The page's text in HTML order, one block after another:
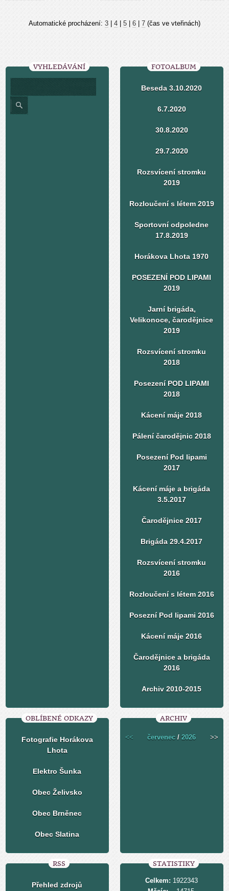
Automatické procházení: 3 4 5 6 7 (čas ve vteřinách)
VYHLEDÁVÁNÍ FOTOALBUM
Beseda 3.10.2020
6.7.2020
30.8.2020
29.7.2020
Rozsvícení stromku
2019
Rozloučení s létem 2019
Sportovní odpoledne
17.8.2019
Horákova Lhota 1970
POSEZENÍ POD LIPAMI
2019
Jarní brigáda,
Velikonoce, čarodějnice
2019
Rozsvícení stromku
2018
Posezení POD LIPAMI
2018
Kácení máje 2018
Pálení čarodějnic 2018
Posezení Pod lipami
2017
Kácení máje a brigáda
3.5.2017
Čarodějnice 2017
Brigáda 29.4.2017
Rozsvícení stromku
2016
Rozloučení s létem 2016
Posezní Pod lipami 2016
Kácení máje 2016
Čarodějnice a brigáda
2016
Archiv 2010-2015
OBLÍBENÉ ODKAZY
Fotografie Horákova
Lhota
Elektro Šunka
Obec Želivsko
Obec Brněnec
Obec Slatina
ARCHIV
<< červenec /2026 >>
RSS
Přehled zdrojů
STATISTIKY
Celkem: 1922343